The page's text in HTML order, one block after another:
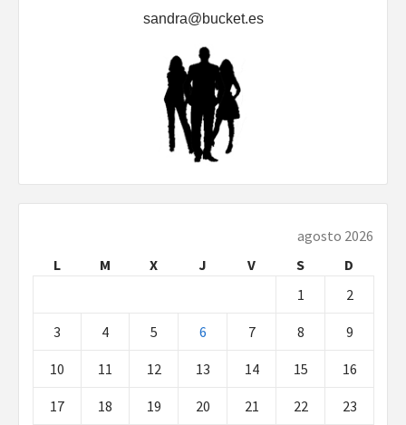
sandra@bucket.es
agosto 2026
L
M X J V S
D
1
2
3 4 5 6 7 8 9
10 11 12 13 14 15 16
17 18 19 20 21 22 23